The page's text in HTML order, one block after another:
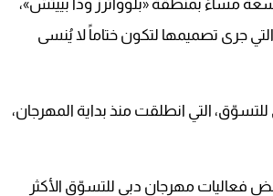
تمام التاسعة مساءً بمنطقة «بلوواترز وذا بييتش»،
جرى تصميمها لتكون ختاماً لا يُنسى
التي انطلقت منذ بداية المهرجان،
فعاليات مهرجان دبي للتسوّق الأكثر